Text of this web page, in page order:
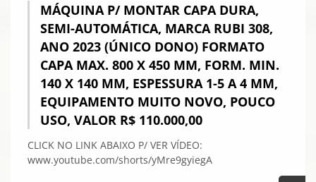
MÁQUINA P/ MONTAR CAPA DURA,
SEMI-AUTOMÁTICA, MARCA RUBI 308,
ANO 2023 (ÚNICO DONO) FORMATO
CAPA MAX. 800 X 450 MM, FORM. MIN.
140 X 140 MM, ESPESSURA 1-5 A 4 MM,
EQUIPAMENTO MUITO NOVO, POUCO
USO, VALOR R$ 110.000,00
CLICK NO LINK ABAIXO P/ VER VÍDEO:
www.youtube.com/shorts/yMre9gyiegA